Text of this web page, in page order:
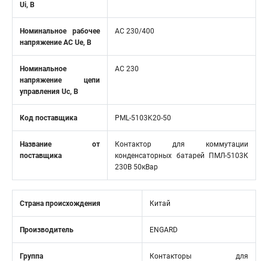
Ui, В
Номинальное рабочее
напряжение AC Ue, В
AC 230/400
Номинальное
напряжение цепи
управления Uc, В
AC 230
Код поставщика PML-5103K20-50
Название от
поставщика
Контактор для коммутации
конденсаторных батарей ПМЛ-5103К
230В 50кВар
Страна происхождения Китай
Производитель ENGARD
Группа Контакторы для